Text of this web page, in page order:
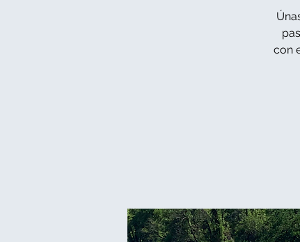
con